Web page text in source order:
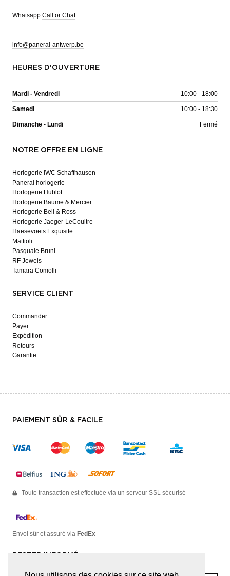
Whatsapp Call or Chat
info@panerai-antwerp.be
HEURES D'OUVERTURE
Mardi - Vendredi 10:00 - 18:00
Samedi 10:00 - 18:30
Dimanche - Lundi Fermé
NOTRE OFFRE EN LIGNE
Horlogerie IWC Schaffhausen
Panerai horlogerie
Horlogerie Hublot
Horlogerie Baume & Mercier
Horlogerie Bell & Ross
Horlogerie Jaeger-LeCoultre
Haesevoets Exquisite
Mattioli
Pasquale Bruni
RF Jewels
Tamara Comolli
SERVICE CLIENT
Commander
Payer
Expédition
Retours
Garantie
PAIEMENT SÛR & FACILE
Toute transaction est effectuée via un serveur SSL sécurisé
Envoi sûr et assuré via FedEx
RESTER INFORMÉ